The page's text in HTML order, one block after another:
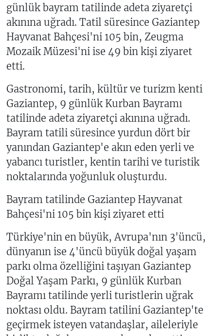
günlük bayram tatilinde adeta ziyaretçi
akınına uğradı. Tatil süresince Gaziantep
Hayvanat Bahçesi'ni 105 bin, Zeugma
Mozaik Müzesi'ni ise 49 bin kişi ziyaret
etti.
Gastronomi, tarih, kültür ve turizm kenti
Gaziantep, 9 günlük Kurban Bayramı
tatilinde adeta ziyaretçi akınına uğradı.
Bayram tatili süresince yurdun dört bir
yanından Gaziantep'e akın eden yerli ve
yabancı turistler, kentin tarihi ve turistik
noktalarında yoğunluk oluşturdu.
Bayram tatilinde Gaziantep Hayvanat
Bahçesi'ni 105 bin kişi ziyaret etti
Türkiye'nin en büyük, Avrupa'nın 3'üncü,
dünyanın ise 4'üncü büyük doğal yaşam
parkı olma özelliğini taşıyan Gaziantep
Doğal Yaşam Parkı, 9 günlük Kurban
Bayramı tatilinde yerli turistlerin uğrak
noktası oldu. Bayram tatilini Gaziantep'te
geçirmek isteyen vatandaşlar, aileleriyle